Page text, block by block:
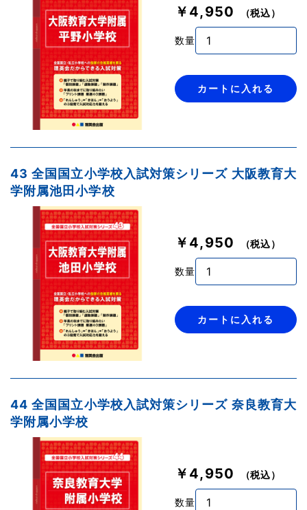
￥4,950 （税込）
数量
カートに入れる
43 全国国立小学校入試対策シリーズ 大阪教育大
学附属池田小学校
￥4,950 （税込）
数量
カートに入れる
44 全国国立小学校入試対策シリーズ 奈良教育大
学附属小学校
￥4,950 （税込）
数量